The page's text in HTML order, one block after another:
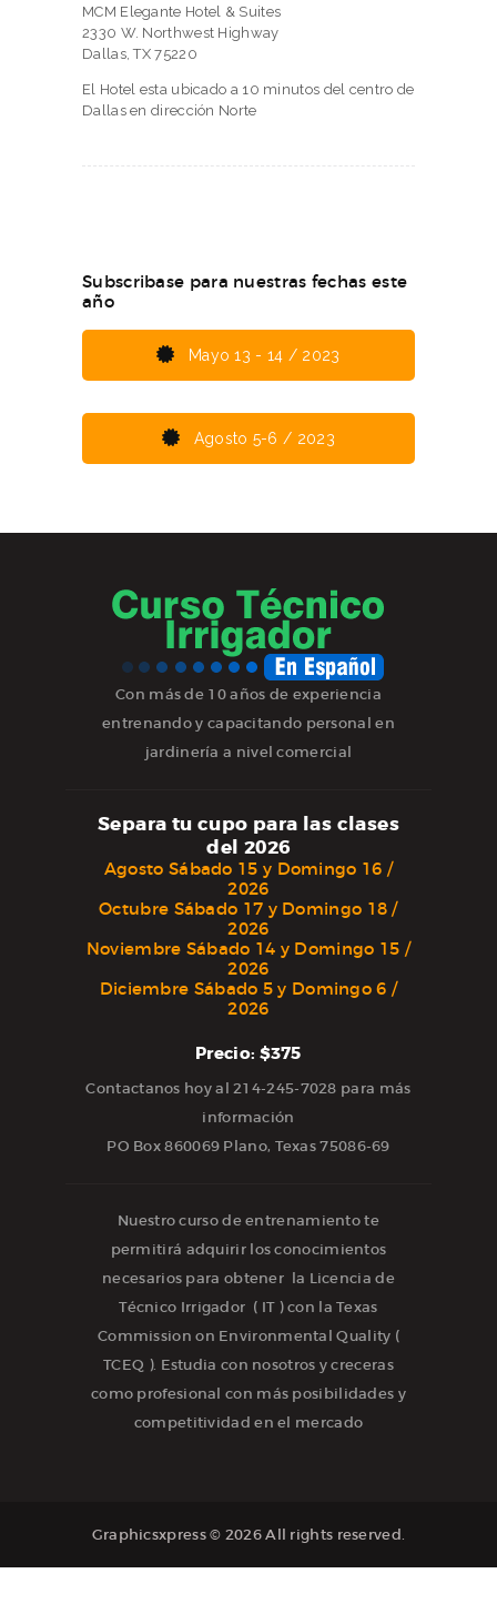
MCM Elegante Hotel & Suites
2330 W. Northwest Highway
Dallas, TX 75220
El Hotel esta ubicado a 10 minutos del centro de
Dallas en dirección Norte
Subscribase para nuestras fechas este
año
Mayo 13 - 14 / 2023
Agosto 5-6 / 2023
Con más de 10 años de experiencia
entrenando y capacitando personal en
jardinería a nivel comercial
Separa tu cupo para las clases
del 2026
Agosto Sábado 15 y Domingo 16 /
2026
Octubre Sábado 17 y Domingo 18 /
2026
Noviembre Sábado 14 y Domingo 15 /
2026
Diciembre Sábado 5 y Domingo 6 /
2026
Precio: $375
Contactanos hoy al 214-245-7028 para más
información
PO Box 860069 Plano, Texas 75086-69
Nuestro curso de entrenamiento te
permitirá adquirir los conocimientos
necesarios para obtener la Licencia de
Técnico Irrigador ( IT ) con la Texas
Commission on Environmental Quality (
TCEQ ). Estudia con nosotros y creceras
como profesional con más posibilidades y
competitividad en el mercado
Graphicsxpress© 2026 All rights reserved.